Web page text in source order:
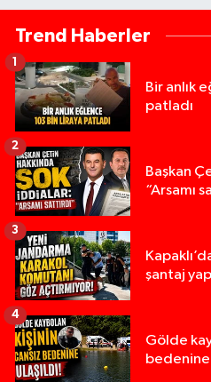
Trend Haberler
Bir anlık
patladı
1
Başkan
“Arsamı
2
şantaj
3
Gölde
bedenine
4